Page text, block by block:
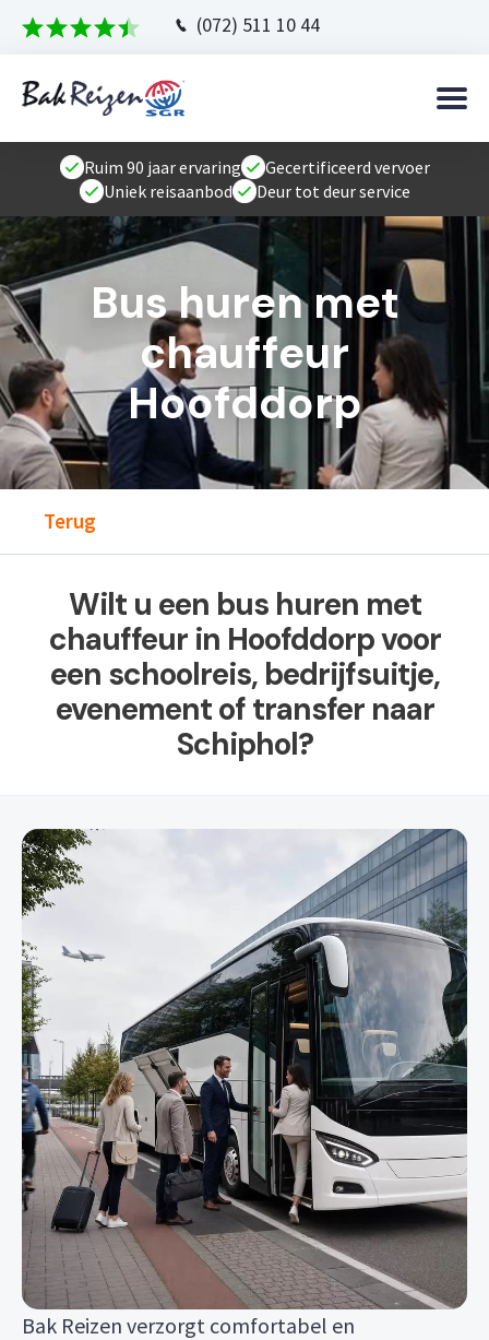
(072) 511 10 44
Ruim 90 jaar ervaring
Gecertificeerd vervoer
Uniek reisaanbod
Deur tot deur service
Bus huren met
chauffeur
Hoofddorp
Terug
Wilt u een bus huren met
chauffeur in Hoofddorp voor
een schoolreis, bedrijfsuitje,
evenement of transfer naar
Schiphol?
Bak Reizen verzorgt comfortabel en